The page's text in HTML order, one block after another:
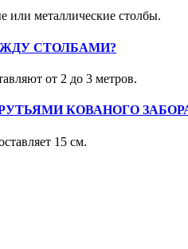
или металлические столбы.
СТОЛБАМИ?
от 2 до 3 метров.
КОВАНОГО
15 см.